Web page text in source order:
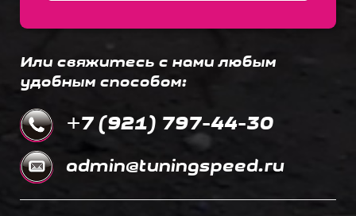
Или свяжитесь с нами любым
удобным способом:
+7 (921) 797-44-30
admin@tuningspeed.ru